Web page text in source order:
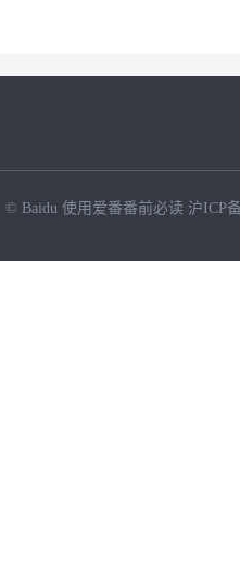
© Baidu 使用爱番番前必读 沪ICP